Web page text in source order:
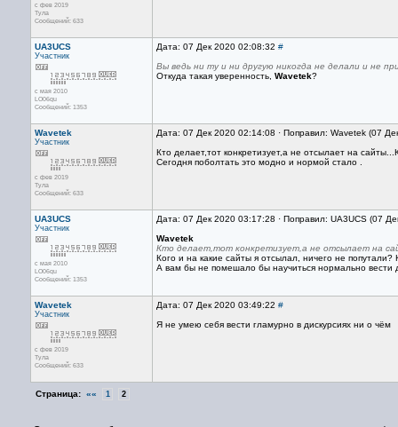
с фев 2019
Тула
Сообщений: 633
UA3UCS
Участник
с мая 2010
LO06qu
Сообщений: 1353
Дата: 07 Дек 2020 02:08:32 #
Вы ведь ни ту и ни другую никогда не делали и не
Откуда такая уверенность, Wavetek?
Wavetek
Участник
с фев 2019
Тула
Сообщений: 633
Дата: 07 Дек 2020 02:14:08 · Поправил: Wavetek (07
Кто делает,тот конкретизует,а не отсылает на
Сегодня поболтать это модно и нормой стало .
UA3UCS
Участник
с мая 2010
LO06qu
Сообщений: 1353
Дата: 07 Дек 2020 03:17:28 · Поправил: UA3UCS (07
Wavetek
Кто делает,тот конкретизует,а не отсылает на
Кого и на какие сайты я отсылал, ничего не
А вам бы не помешало бы научиться нормально вести
Wavetek
Участник
с фев 2019
Тула
Сообщений: 633
Дата: 07 Дек 2020 03:49:22 #
Я не умею себя вести гламурно в дискурсиях ни о чём
Страница: «« 1 2